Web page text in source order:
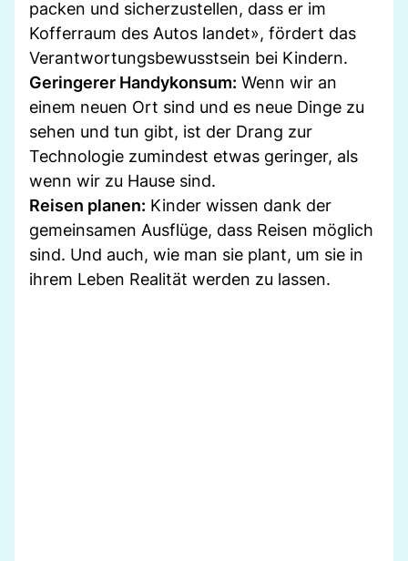
packen und sicherzustellen, dass er im
Kofferraum des Autos landet», fördert das
Verantwortungsbewusstsein bei Kindern.
Geringerer Handykonsum: Wenn wir an
einem neuen Ort sind und es neue Dinge zu
sehen und tun gibt, ist der Drang zur
Technologie zumindest etwas geringer, als
wenn wir zu Hause sind.
Reisen planen: Kinder wissen dank der
gemeinsamen Ausflüge, dass Reisen möglich
sind. Und auch, wie man sie plant, um sie in
ihrem Leben Realität werden zu lassen.